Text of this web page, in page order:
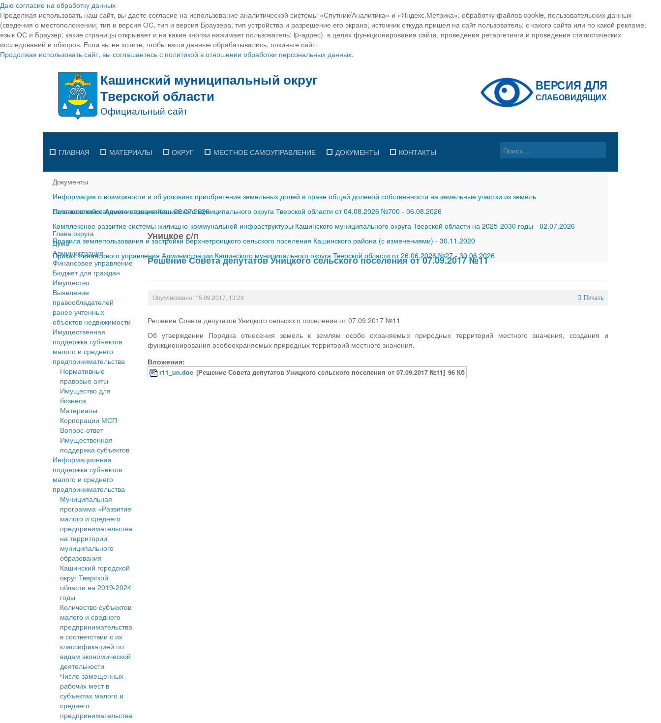
Даю согласие на обработку данных
Продолжая использовать наш сайт, вы даете согласие на использование аналитической системы «Спутник/Аналитика» и «Яндекс.Метрика»; обработку файлов cookie, пользовательских данных
(сведения о местоположении; тип и версия ОС, тип и версия Браузера; тип устройства и разрешение его экрана; источник откуда пришел на сайт пользователь; с какого сайта или по какой рекламе;
язык ОС и Браузер; какие страницы открывает и на какие кнопки нажимает пользователь; ip-адрес). в целях функционирования сайта, проведения ретаргетинга и проведения статистических
исследований и обзоров. Если вы не хотите, чтобы ваши данные обрабатывались, покиньте сайт.
Продолжая использовать сайт, вы соглашаетесь с политикой в отношении обработки персональных данных.
ГЛАВНАЯ МАТЕРИАЛЫ ОКРУГ МЕСТНОЕ САМОУПРАВЛЕНИЕ ДОКУМЕНТЫ КОНТАКТЫ
Документы
Информация о возможности и об условиях приобретения земельных долей в праве общей долевой собственности на земельные участки из земель
сельскохозяйственного назначения-29.07.2026
Постановление Администрации Кашинского муниципального округа Тверской области от 04.08.2026 №700 - 06.08.2026
Комплексное развитие системы жилищно-коммунальной инфраструктуры Кашинского муниципального округа Тверской области на 2025-2030 годы - 02.07.2026
Правила землепользования и застройки Верхнетроицкого сельского поселения Кашинского района (с изменениями) - 30.11.2020
Приказ Финансового управления Администрации Кашинского муниципального округа Тверской области от 26.06.2026 №27-30.06.2026
Глава округа
Дума
Администрация
Финансовое управление
Бюджет для граждан
Имущество
Выявление
правообладателей
ранее учтенных
объектов недвижимости
Имущественная
поддержка субъектов
малого и среднего
предпринимательства
Нормативные
правовые акты
Имущество для
бизнеса
Материалы
Корпорации МСП
Вопрос-ответ
Имущественная
поддержка субъектов
Информационная
поддержка субъектов
малого и среднего
предпринимательства
Муниципальная
программа «Развитие
малого и среднего
предпринимательства
на территории
муниципального
образования
Кашинский городской
округ Тверской
области на 2019-2024
годы
Количество субъектов
малого и среднего
предпринимательства
в соответствии с их
классификацией по
видам экономической
деятельности
Число замещенных
рабочих мест в
субъектах малого и
среднего
предпринимательства
Уницкое с/п
Решение Совета депутатов Уницкого сельского поселения от 07.09.2017 №11
Опубликовано: 15.09.2017, 13:29 Печать
Решение Совета депутатов Уницкого сельского поселения от 07.09.2017 №11
Об утверждении Порядка отнесения земель к землям особо охраняемых природных территорий местного значения, создания и
функционирования особоохраняемых природных территорий местного значения.
Вложения:
r11_un.doc [Решение Совета депутатов Уницкого сельского поселения от 07.09.2017 №11] 96 Кб